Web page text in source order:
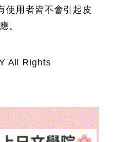
使用者皆不會引起皮
。
All Rights